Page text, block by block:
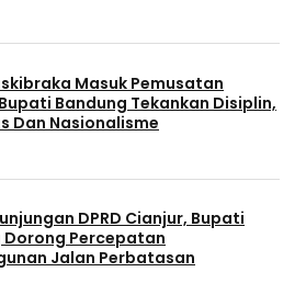
Masuk Pemusatan
Bandung Tekankan Disiplin,
Dan Nasionalisme
DPRD Cianjur, Bupati
Dorong Percepatan
Jalan Perbatasan